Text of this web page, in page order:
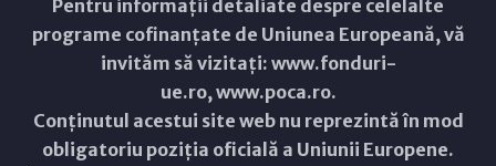
Pentru informații detaliate despre celelalte
programe cofinanțate de Uniunea Europeană, vă
invităm să vizitați: www.fonduri-
ue.ro,www.poca.ro.
Conținutul acestui site web nu reprezintă în mod
obligatoriu poziția oficială a Uniunii Europene.